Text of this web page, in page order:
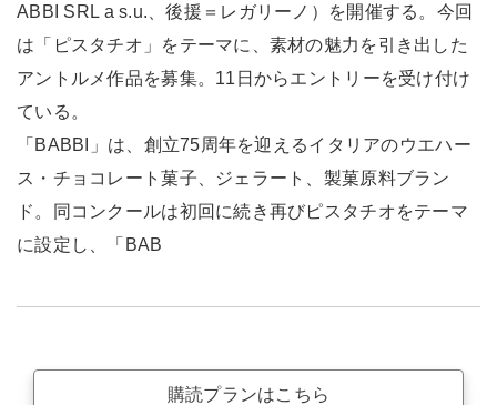
ABBI SRL a s.u.、後援＝レガリーノ）を開催する。今回
は「ピスタチオ」をテーマに、素材の魅力を引き出した
アントルメ作品を募集。11日からエントリーを受け付け
ている。
「BABBI」は、創立75周年を迎えるイタリアのウエハー
ス・チョコレート菓子、ジェラート、製菓原料ブラン
ド。同コンクールは初回に続き再びピスタチオをテーマ
に設定し、「BAB
購読プランはこちら